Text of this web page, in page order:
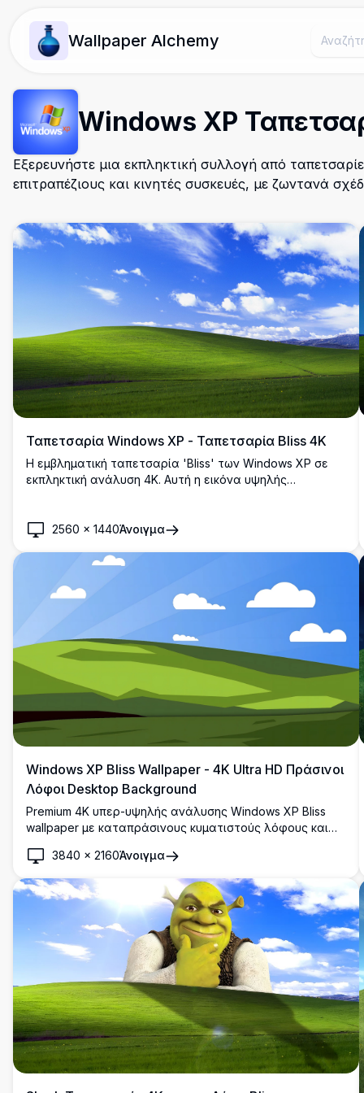
Wallpaper Alchemy
Windows XP
Εξερευνήστε μια εκπληκτική συλλογή από
επιτραπέζιους και κινητές συσκευές, με ζωντανά
Ταπετσαρία Windows XP - Ταπετσαρία Bliss 4K
Η εμβληματική ταπετσαρία 'Bliss' των Windows XP σε
εκπληκτική ανάλυση 4K. Αυτή η εικόνα υψηλής
διάσπαρτα, θυμίζοντας το κλασικό φόντο της
σύγχρονες οθόνες υψηλής ανάλυσης.
2560 × 1440Άνοιγμα
Windows XP Bliss Wallpaper - 4K Ultra HD Πράσινοι
Λόφοι Desktop Background
Premium 4K υπερ-υψηλής ανάλυσης Windows XP Bliss
wallpaper με καταπράσινους κυματιστούς λόφους και
υψηλής ανάλυσης desktop background για widescreen
οθόνες και σύγχρονες οθόνες.
3840 × 2160Άνοιγμα